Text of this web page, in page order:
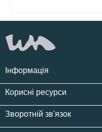
Інформація
Корисні ресурси
Зворотній зв'язок